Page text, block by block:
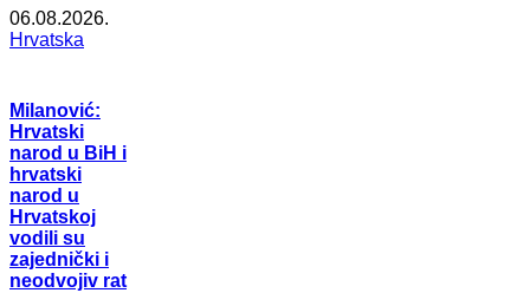
06.08.2026.
Hrvatska
Milanović:
Hrvatski
narod u BiH i
hrvatski
narod u
Hrvatskoj
vodili su
zajednički i
neodvojiv rat